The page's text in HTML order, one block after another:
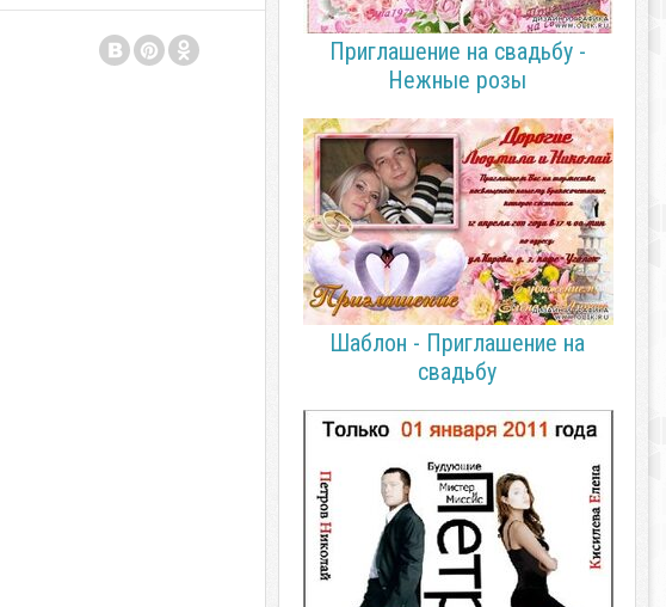
Приглашение на свадьбу -
Нежные розы
Шаблон - Приглашение на
свадьбу